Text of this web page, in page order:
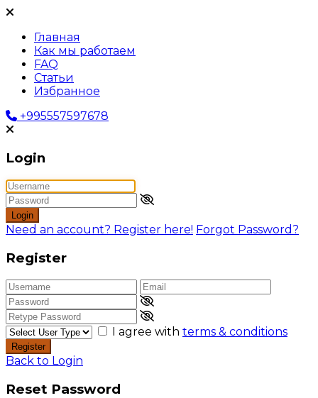
Главная
Как мы работаем
FAQ
Статьи
Избранное
+995557597678
Login
Login
Need an account? Register here! Forgot Password?
Register
I agree with terms & conditions
Register
Back to Login
Reset Password